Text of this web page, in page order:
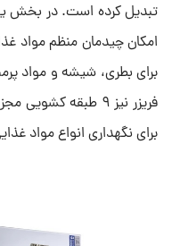
برای بطری، شیشه و مواد
فریزر نیز ۹ طبقه
برای نگهداری انواع مواد